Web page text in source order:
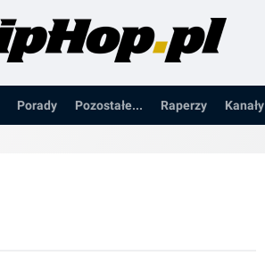
Porady Pozostałe... Raperzy Kanały